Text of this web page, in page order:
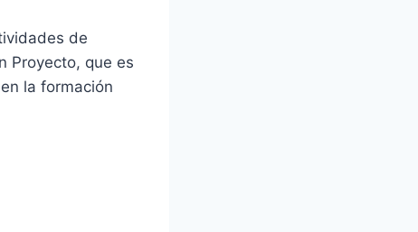
de
Proyecto, que es
la formación